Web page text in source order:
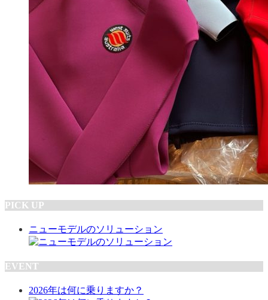
PICK UP
ニューモデルのソリューション
EVENT
2026年は何に乗りますか？